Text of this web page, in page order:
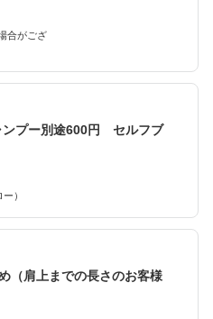
合がござ
プー別途600円 セルフブ
）
肩上までの長さのお客様